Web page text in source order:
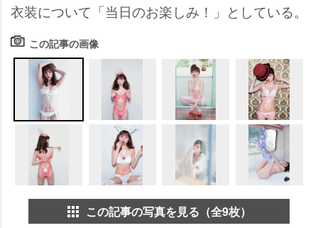
衣装について「当日のお楽しみ！」としている。
この記事の画像
この記事の写真を見る（全9枚）